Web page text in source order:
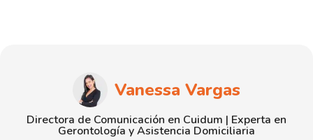
Vanessa Vargas
Directora de Comunicación en Cuidum | Experta en
Gerontología y Asistencia Domiciliaria